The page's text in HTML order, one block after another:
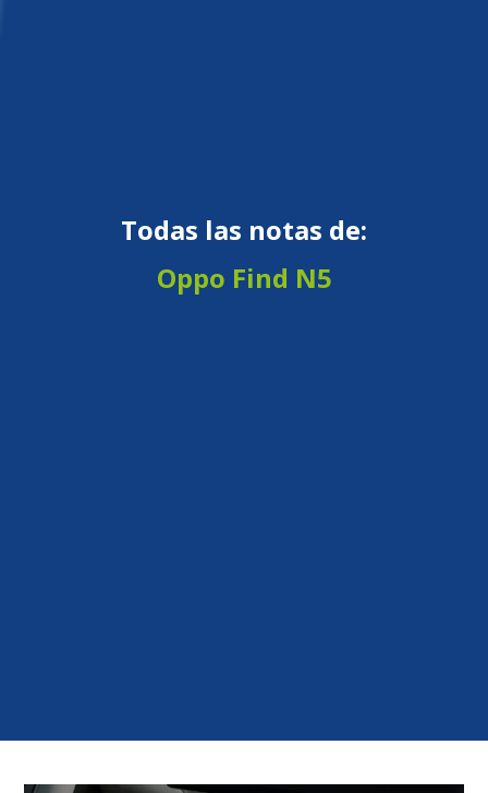
Todas las notas de:
Oppo Find N5